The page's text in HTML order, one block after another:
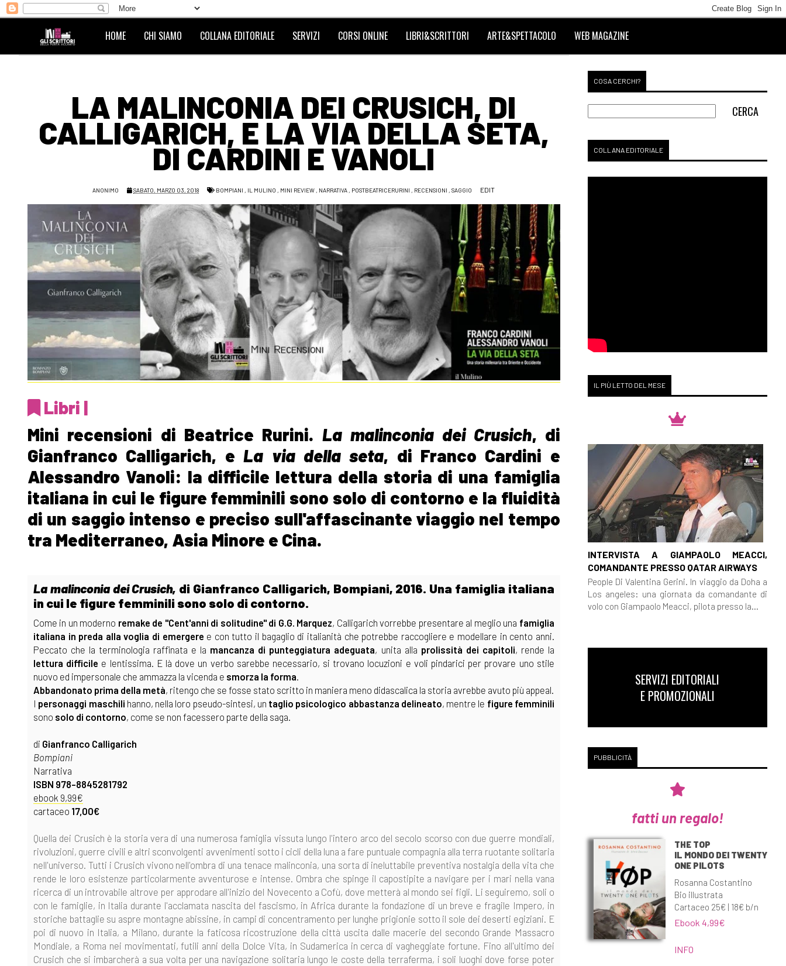
HOME CHI SIAMO COLLANA EDITORIALE SERVIZI CORSI ONLINE LIBRI&SCRITTORI ARTE&SPETTACOLO WEB MAGAZINE
LA MALINCONIA DEI CRUSICH, DI
CALLIGARICH, E LA VIA DELLA SETA,
DI CARDINI E VANOLI
ANONIMO SABATO, MARZO 03, 2018 BOMPIANI , IL MULINO , MINI REVIEW , NARRATIVA , POSTBEATRICERURINI , RECENSIONI ,SAGGIO EDIT
Libri |
Mini recensioni di Beatrice Rurini. La malinconia dei Crusich, di
Gianfranco Calligarich, eLa via della seta, di Franco Cardini e
Alessandro Vanoli: la difficile lettura della storia di una famiglia
italiana in cui le figure femminili sono solo di contorno e la fluidità
di un saggio intenso e preciso sull'affascinante viaggio nel tempo
tra Mediterraneo, Asia Minore e Cina.
La malinconia dei Crusich, di Gianfranco Calligarich, Bompiani, 2016. Una famiglia italiana
in cui le figure femminili sono solo di contorno.
Come in un moderno remake de "Cent'anni di solitudine" di G.G. Marquez, Calligarich vorrebbe presentare al meglio una famiglia
italiana in preda alla voglia di emergere e con tutto il bagaglio di italianità che potrebbe raccogliere e modellare in cento anni.
Peccato che la terminologia raffinata e la mancanza di punteggiatura adeguata, unita alla prolissità dei capitoli, rende la
lettura difficile e lentissima. E là dove un verbo sarebbe necessario, si trovano locuzioni e voli pindarici per provare uno stile
nuovo ed impersonale che ammazza la vicenda e smorza la forma.
Abbandonato prima della metà, ritengo che se fosse stato scritto in maniera meno didascalica la storia avrebbe avuto più appeal.
I personaggi maschili hanno, nella loro pseudo-sintesi, un taglio psicologico abbastanza delineato, mentre le figure femminili
sono solo di contorno, come se non facessero parte della saga.
di Gianfranco Calligarich
Bompiani
Narrativa
ISBN 978-8845281792
ebook 9,99€
cartaceo 17,00€
Quella dei Crusich è la storia vera di una numerosa famiglia vissuta lungo l'intero arco del secolo scorso con due guerre mondiali,
rivoluzioni, guerre civili e altri sconvolgenti avvenimenti sotto i cicli della luna a fare puntuale compagnia alla terra ruotante solitaria
nell'universo. Tutti i Crusich vivono nell'ombra di una tenace malinconia, una sorta di ineluttabile preventiva nostalgia della vita che
rende le loro esistenze particolarmente avventurose e intense. Ombra che spinge il capostipite a navigare per i mari nella vana
ricerca di un introvabile altrove per approdare all'inizio del Novecento a Cofù, dove metterà al mondo sei figli. Li seguiremo, soli o
con le famiglie, in Italia durante l'acclamata nascita del fascismo, in Africa durante la fondazione di un breve e fragile Impero, in
storiche battaglie su aspre montagne abissine, in campi di concentramento per lunghe prigionie sotto il sole dei deserti egiziani. E
poi di nuovo in Italia, a Milano, durante la faticosa ricostruzione della città uscita dalle macerie del secondo Grande Massacro
Mondiale, a Roma nei movimentati, futili anni della Dolce Vita, in Sudamerica in cerca di vagheggiate fortune. Fino all'ultimo dei
Crusich che si imbarcherà a sua volta per una navigazione solitaria lungo le coste della terraferma, i soli luoghi dove forse poter
COSA CERCHI?
COLLANA EDITORIALE
IL PIÙ LETTO DEL MESE
INTERVISTA A GIAMPAOLO MEACCI,
COMANDANTE PRESSO QATAR AIRWAYS
People Di Valentina Gerini. In viaggio da Doha a
Los angeles: una giornata da comandante di
volo con Giampaolo Meacci, pilota presso la...
SERVIZI EDITORIALI
E PROMOZIONALI
PUBBLICITÀ
fatti un regalo!
THE TOP
IL MONDO DEI TWENTY
ONE PILOTS
Rosanna Costantino
Bio illustrata
Cartaceo 25€ | 18€ b/n
Ebook 4,99€
INFO